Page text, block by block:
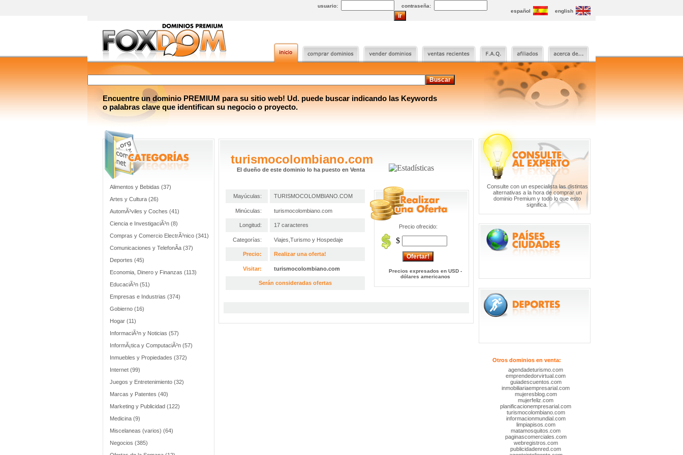
usuario:
contraseña:
español
english
Encuentre un dominio PREMIUM para su sitio web! Ud. puede buscar indicando las Keywords
o palabras clave que identifican su negocio o proyecto.
Alimentos y Bebidas (37)
Artes y Cultura (26)
AutomÃ³viles y Coches (41)
Ciencia e InvestigaciÃ³n (8)
Compras y Comercio ElectrÃ³nico (341)
Comunicaciones y TelefonÃ­a (37)
Deportes (45)
Economia, Dinero y Finanzas (113)
EducaciÃ³n (51)
Empresas e Industrias (374)
Gobierno (16)
Hogar (11)
InformaciÃ³n y Noticias (57)
InformÃ¡tica y ComputaciÃ³n (57)
Inmuebles y Propiedades (372)
Internet (99)
Juegos y Entretenimiento (32)
Marcas y Patentes (40)
Marketing y Publicidad (122)
Medicina (9)
Miscelaneas (varios) (64)
Negocios (385)
turismocolombiano.com
El dueño de este dominio lo ha puesto en Venta
Mayúculas: TURISMOCOLOMBIANO.COM
Minúculas: turismocolombiano.com
Longitud: 17 caracteres
Categorías: Viajes,Turismo y Hospedaje
Precio: Realizar una oferta!
Visitar: turismocolombiano.com
Serán consideradas ofertas
Precio ofrecido:
$
Precios expresados en USD -
dólares americanos
Consulte con un especialista las distintas
alternativas a la hora de comprar un
dominio Premium y todo lo que esto
significa.
Otros dominios en venta:
agendadeturismo.com
emprendedorvirtual.com
guiadescuentos.com
inmobiliariaempresarial.com
mujeresblog.com
mujerfeliz.com
planificacionempresarial.com
turismocolombiano.com
informacionmundial.com
limpiapisos.com
matamosquitos.com
paginascomerciales.com
webregistros.com
publicidadenred.com